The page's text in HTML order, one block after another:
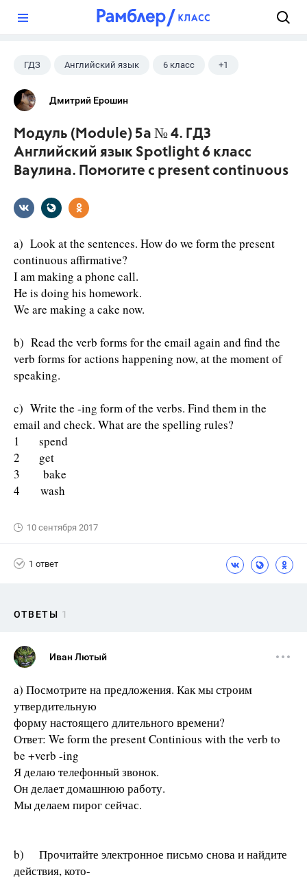
ГДЗ Английский язык 6 класс +1
Ваулина Ю.Е.
Дмитрий Ерошин
Модуль (Module) 5a № 4. ГДЗ
Английский язык Spotlight 6 класс
Ваулина. Помогите с present continuous
a) Look at the sentences. How do we form the present
continuous affirmative?
I am making a phone call.
He is doing his homework.
We are making a cake now.
b) Read the verb forms for the email again and find the
verb forms for actions happening now, at the moment of
speaking.
c) Write the -ing form of the verbs. Find them in the
email and check. What are the spelling rules?
1 spend
2 get
3 bake
4 wash
10 сентября 2017
1 ответ
ОТВЕТЫ 1
Иван Лютый
а) Посмотрите на предложения. Как мы строим
утвердительную
форму настоящего длительного времени?
Ответ: We form the present Continious with the verb to
be +verb -ing
Я делаю телефонный звонок.
Он делает домашнюю работу.
Мы делаем пирог сейчас.
b) Прочитайте электронное письмо снова и найдите
действия, кото-